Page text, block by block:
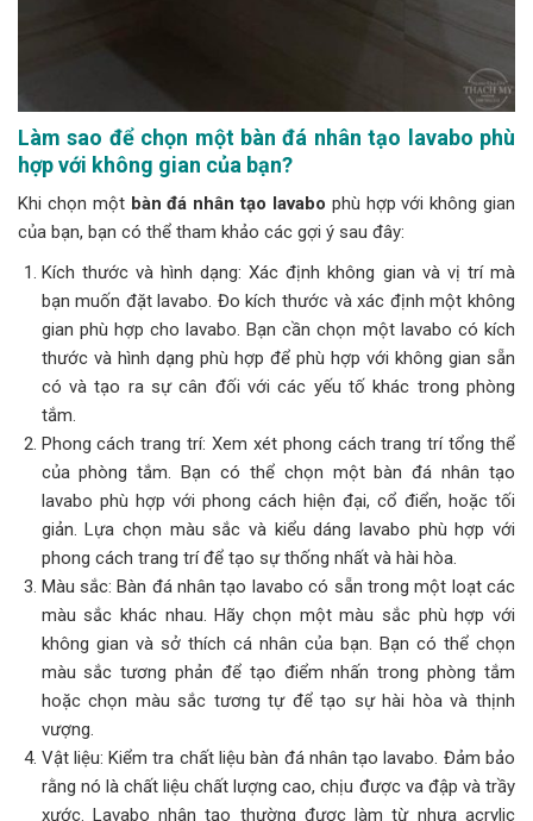
Làm sao để chọn một bàn đá nhân tạo lavabo phù
hợp với không gian của bạn?
Khi chọn một bàn đá nhân tạo lavabo phù hợp với không gian
của bạn, bạn có thể tham khảo các gợi ý sau đây:
Kích thước và hình dạng: Xác định không gian và vị trí mà
bạn muốn đặt lavabo. Đo kích thước và xác định một không
gian phù hợp cho lavabo. Bạn cần chọn một lavabo có kích
thước và hình dạng phù hợp để phù hợp với không gian sẵn
có và tạo ra sự cân đối với các yếu tố khác trong phòng
tắm.
Phong cách trang trí: Xem xét phong cách trang trí tổng thể
của phòng tắm. Bạn có thể chọn một bàn đá nhân tạo
lavabo phù hợp với phong cách hiện đại, cổ điển, hoặc tối
giản. Lựa chọn màu sắc và kiểu dáng lavabo phù hợp với
phong cách trang trí để tạo sự thống nhất và hài hòa.
Màu sắc: Bàn đá nhân tạo lavabo có sẵn trong một loạt các
màu sắc khác nhau. Hãy chọn một màu sắc phù hợp với
không gian và sở thích cá nhân của bạn. Bạn có thể chọn
màu sắc tương phản để tạo điểm nhấn trong phòng tắm
hoặc chọn màu sắc tương tự để tạo sự hài hòa và thịnh
vượng.
Vật liệu: Kiểm tra chất liệu bàn đá nhân tạo lavabo. Đảm bảo
rằng nó là chất liệu chất lượng cao, chịu được va đập và trầy
xước. Lavabo nhân tạo thường được làm từ nhựa acrylic